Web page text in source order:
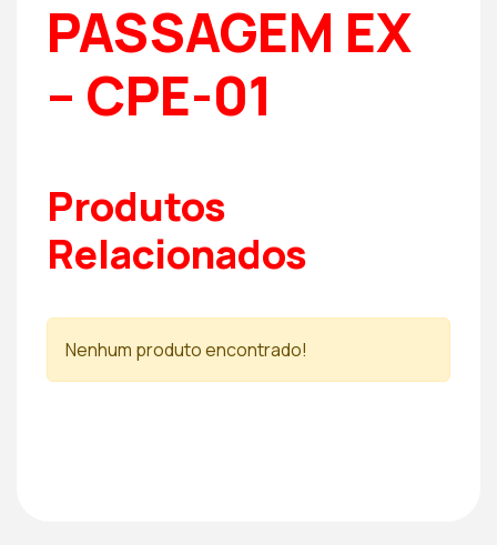
PASSAGEM EX
– CPE-01
Produtos
Relacionados
Nenhum produto encontrado!